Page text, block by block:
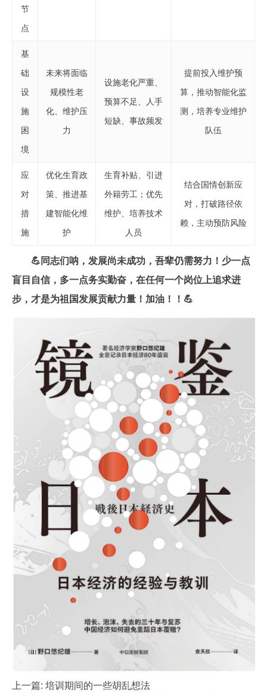
节
点
基
础
设
施
困
境
未来将面临
规模性老
化、维护压
力
设施老化严重、
预算不足、人手
短缺、事故频发
提前投入维护预
算，推动智能化监
测，培养专业维护
队伍
应
对
措
施
优化生育政
策、推进基
建智能化维
护
生育补贴、引进
外籍劳工；优先
维护、培养技术
人员
结合国情创新应
对，打破路径依
赖，主动预防风险
💪同志们呐，发展尚未成功，吾辈仍需努力！少一点
盲目自信，多一点务实勤奋，在任何一个岗位上追求进
步，才是为祖国发展贡献力量！加油！！💪
上一篇: 培训期间的一些胡乱想法